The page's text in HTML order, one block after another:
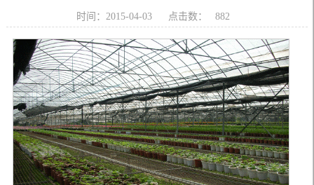
时间：2015-04-03 点击数： 882